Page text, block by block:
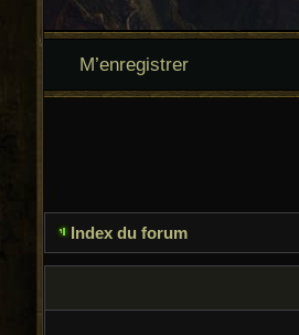
M’enregistrer
Index du forum